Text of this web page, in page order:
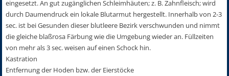
eingesetzt. An gut zugänglichen Schleimhäuten; z. B. Zahnfleisch; wird
durch Daumendruck ein lokale Blutarmut hergestellt. Innerhalb von 2-3
sec. ist bei Gesunden dieser blutleere Bezirk verschwunden und nimmt
die gleiche blaßrosa Färbung wie die Umgebung wieder an. Füllzeiten
von mehr als 3 sec. weisen auf einen Schock hin.
Kastration
Entfernung der Hoden bzw. der Eierstöcke